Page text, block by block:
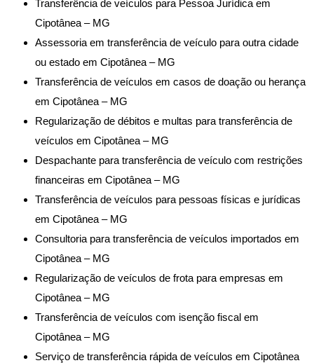
Transferência de veículos para Pessoa Jurídica em
Cipotânea – MG
Assessoria em transferência de veículo para outra cidade
ou estado em Cipotânea – MG
Transferência de veículos em casos de doação ou herança
em Cipotânea – MG
Regularização de débitos e multas para transferência de
veículos em Cipotânea – MG
Despachante para transferência de veículo com restrições
financeiras em Cipotânea – MG
Transferência de veículos para pessoas físicas e jurídicas
em Cipotânea – MG
Consultoria para transferência de veículos importados em
Cipotânea – MG
Regularização de veículos de frota para empresas em
Cipotânea – MG
Transferência de veículos com isenção fiscal em
Cipotânea – MG
Serviço de transferência rápida de veículos em Cipotânea